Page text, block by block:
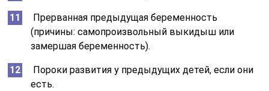
Прерванная предыдущая беременность
(причины: самопроизвольный выкидыш или
замершая беременность).
Пороки развития у предыдущих детей, если они
есть.